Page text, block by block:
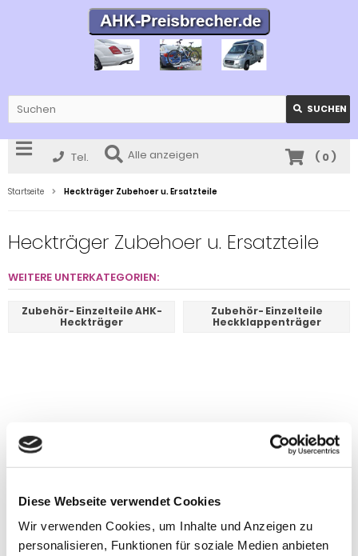
Diese Webseite verwendet Cookies
Wir verwenden Cookies, um Inhalte und Anzeigen zu
personalisieren, Funktionen für soziale Medien anbieten
SUCHEN
Tel. Alle anzeigen ( 0)
Startseite Heckträger Zubehoer u. Ersatzteile
Heckträger Zubehoer u. Ersatzteile
WEITERE UNTERKATEGORIEN:
Zubehör- Einzelteile AHK-
Heckträger
Zubehör- Einzelteile
Heckklappenträger